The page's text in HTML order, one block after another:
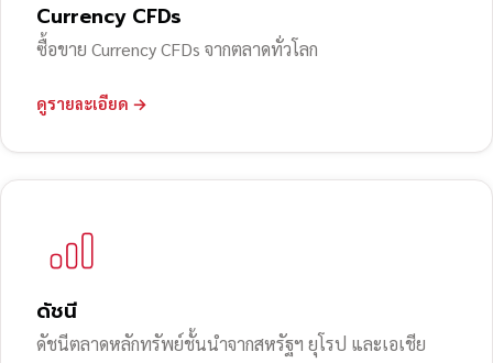
Currency CFDs
ซื้อขาย Currency CFDs จากตลาดทั่วโลก
ดูรายละเอียด →
ดัชนี
ดัชนีตลาดหลักทรัพย์ชั้นนำจากสหรัฐฯ ยุโรป และเอเชีย